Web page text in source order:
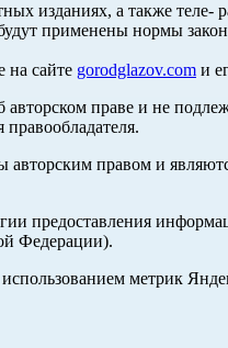
изданиях, а также теле-
применены нормы
на сайте gorodglazov.com и
авторском праве и не
правом и
Федерации).
метрик